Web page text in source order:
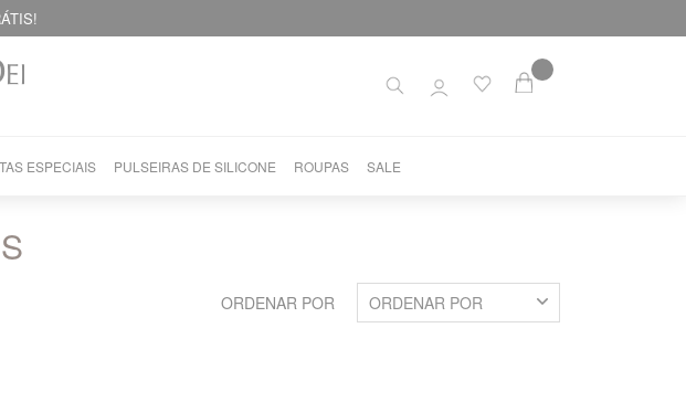
ESPECIAIS PULSEIRAS DE SILICONE ROUPAS SALE
ORDENAR POR